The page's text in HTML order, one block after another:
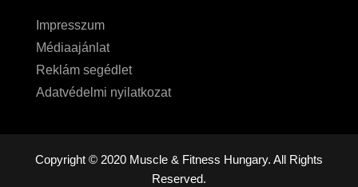
Impresszum
Médiaajánlat
Reklám segédlet
Adatvédelmi nyilatkozat
Copyright © 2020 Muscle & Fitness Hungary. All Rights
Reserved.